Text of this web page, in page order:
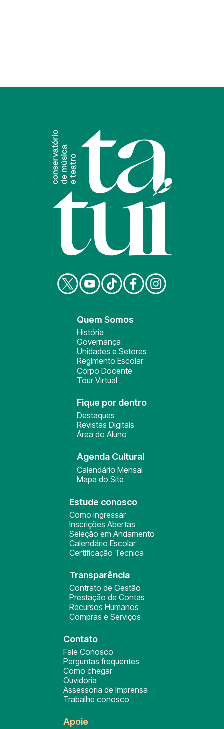
Quem Somos
História
Governança
Unidades e Setores
Regimento Escolar
Corpo Docente
Tour Virtual
Fique por dentro
Destaques
Revistas Digitais
Área do Aluno
Agenda Cultural
Calendário Mensal
Mapa do Site
Estude conosco
Como ingressar
Inscrições Abertas
Seleção em Andamento
Calendário Escolar
Certificação Técnica
Transparência
Contrato de Gestão
Prestação de Contas
Recursos Humanos
Compras e Serviços
Contato
Fale Conosco
Perguntas frequentes
Como chegar
Ouvidoria
Assessoria de Imprensa
Trabalhe conosco
Apoie